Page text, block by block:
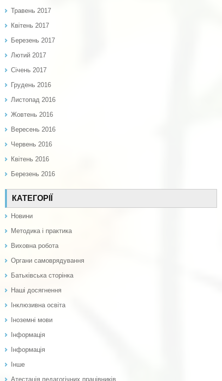
Травень 2017
Квітень 2017
Березень 2017
Лютий 2017
Січень 2017
Грудень 2016
Листопад 2016
Жовтень 2016
Вересень 2016
Червень 2016
Квітень 2016
Березень 2016
КАТЕГОРІЇ
Новини
Методика і практика
Виховна робота
Органи самоврядування
Батьківська сторінка
Наші досягнення
Інклюзивна освіта
Іноземні мови
Інформація
Інформація
Інше
Атестація педагогічних працівників